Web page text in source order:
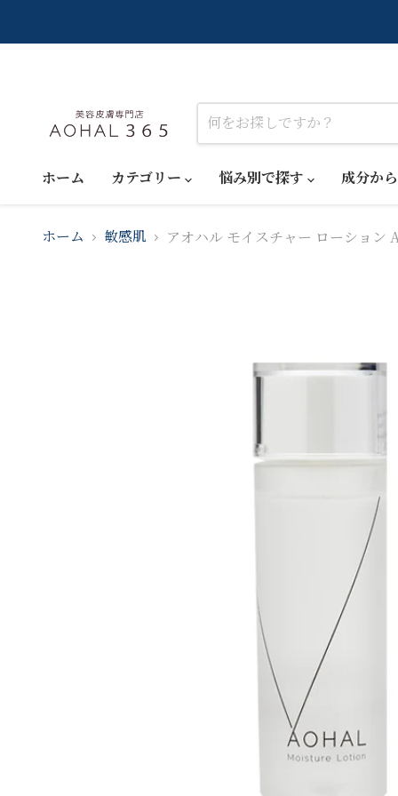
ホーム カテゴリー 悩み別で探す 成分か
ホーム 敏感肌 アオハル モイスチャー ローショ